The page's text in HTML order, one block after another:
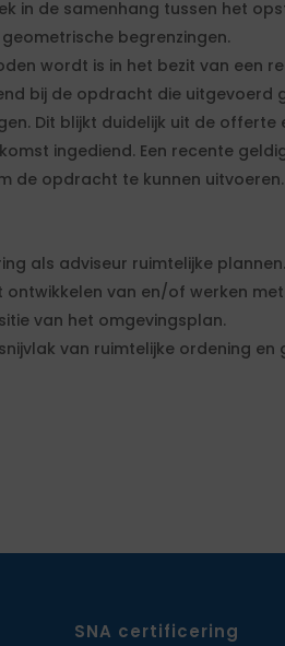
in de samenhang tussen het
begrenzingen.
wordt is in het bezit van een
bij de opdracht die uitgevoerd
Dit blijkt duidelijk uit de offerte
ingediend. Een recente
de opdracht te kunnen uitvoeren.
als adviseur ruimtelijke plannen.
ontwikkelen van en/of werken
van het omgevingsplan.
van ruimtelijke ordening
SNA certificering